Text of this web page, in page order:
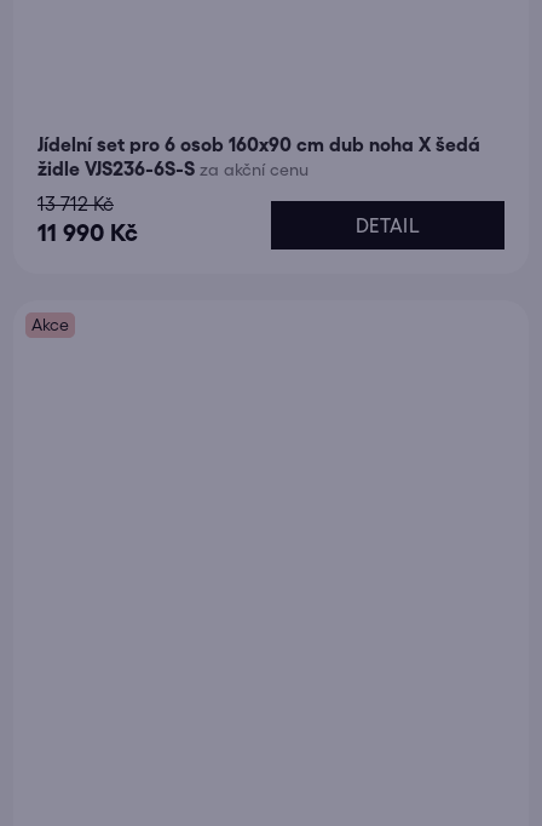
Jídelní set pro 6 osob 160x90 cm dub noha X šedá
židle VJS236-6S-S za akční cenu
11 990 Kč
13 712 Kč
DETAIL
Akce